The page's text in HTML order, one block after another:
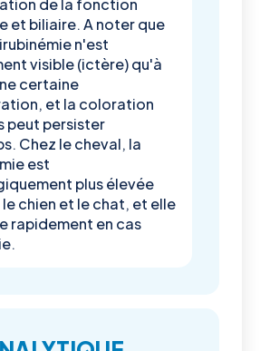
de la fonction
et biliaire. A noter que
n'est
visible (ictère) qu'à
certaine
et la coloration
peut persister
Chez le cheval, la
est
plus élevée
chien et le chat, et elle
rapidement en cas